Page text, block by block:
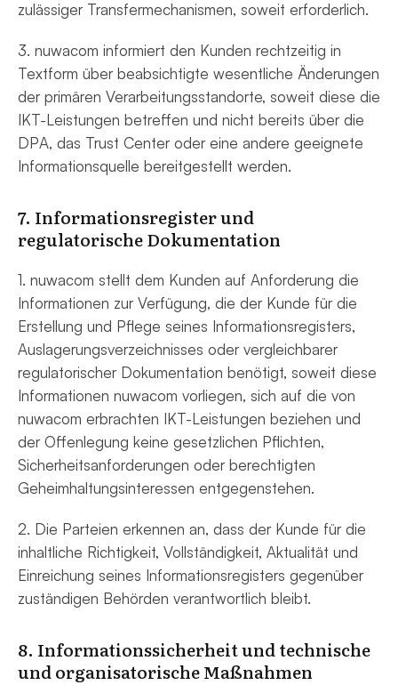
zulässiger Transfermechanismen, soweit erforderlich.
3. nuwacom informiert den Kunden rechtzeitig in
Textform über beabsichtigte wesentliche Änderungen
der primären Verarbeitungsstandorte, soweit diese die
IKT-Leistungen betreffen und nicht bereits über die
DPA, das Trust Center oder eine andere geeignete
Informationsquelle bereitgestellt werden.
7. Informationsregister und
regulatorische Dokumentation
1. nuwacom stellt dem Kunden auf Anforderung die
Informationen zur Verfügung, die der Kunde für die
Erstellung und Pflege seines Informationsregisters,
Auslagerungsverzeichnisses oder vergleichbarer
regulatorischer Dokumentation benötigt, soweit diese
Informationen nuwacom vorliegen, sich auf die von
nuwacom erbrachten IKT-Leistungen beziehen und
der Offenlegung keine gesetzlichen Pflichten,
Sicherheitsanforderungen oder berechtigten
Geheimhaltungsinteressen entgegenstehen.
2. Die Parteien erkennen an, dass der Kunde für die
inhaltliche Richtigkeit, Vollständigkeit, Aktualität und
Einreichung seines Informationsregisters gegenüber
zuständigen Behörden verantwortlich bleibt.
8. Informationssicherheit und technische
und organisatorische Maßnahmen